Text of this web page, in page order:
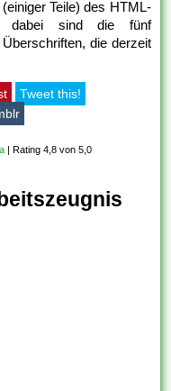
Teile) des HTML-
dabei sind die fünf
die derzeit
Tweet this!
|Rating 4,8 von 5,0